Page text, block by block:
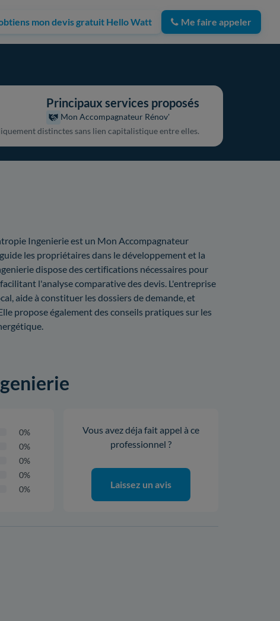
mon devis gratuit Hello Watt Me faire appeler
Principaux services proposés
Mon Accompagnateur Rénov'
distinctes sans lien capitalistique entre elles.
Ingenierie est un Mon Accompagnateur
les propriétaires dans le développement et la
dispose des certifications nécessaires pour
l'analyse comparative des devis. L'entreprise
aide à constituer les dossiers de demande, et
propose également des conseils pratiques sur les
0%
0%
0%
0%
0%
Vous avez déja fait appel à ce
professionnel ?
Laissez un avis